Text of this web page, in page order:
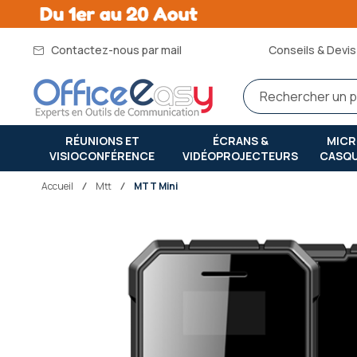
Contactez-nous par mail Conseils &
RÉUNIONS ET
VISIOCONFÉRENCE
ÉCRANS &
VIDÉOPROJECTEURS
Accueil mtt MTT Mini